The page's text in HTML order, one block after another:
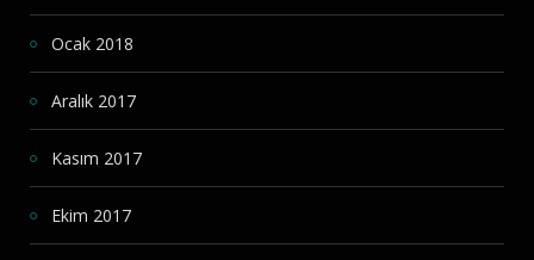
Ocak 2018
Aralık 2017
Kasım 2017
Ekim 2017